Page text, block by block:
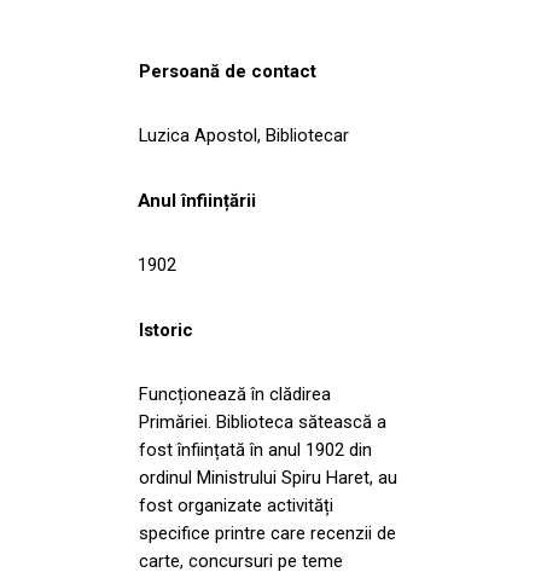
Persoană de contact
Luzica Apostol, Bibliotecar
Anul înființării
1902
Istoric
Funcționează în clădirea
Primăriei. Biblioteca sătească a
fost înființată în anul 1902 din
ordinul Ministrului Spiru Haret, au
fost organizate activități
specifice printre care recenzii de
carte, concursuri pe teme